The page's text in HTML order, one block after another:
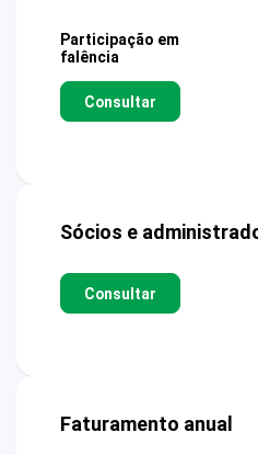
Participação em
falência
Consultar
Sócios e
Consultar
Faturamento anual